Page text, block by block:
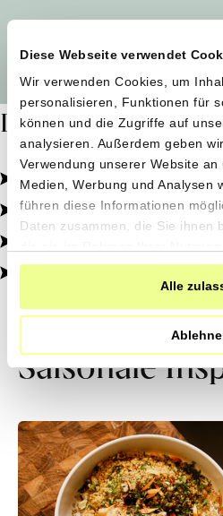
Diese Webseite verwendet
Wir verwenden Cookies, um
personalisieren, Funktionen für
können und die Zugriffe auf
analysieren. Außerdem geben
Verwendung unserer Website
Medien, Werbung und Analysen
führen diese Informationen
Daten zusammen, die Sie ihnen
haben.
Alle
Dafür stehen wir
Pestizidfrei angebaut,
Natürliche Zutaten,
Von kleinen Höfen, direkt
100% transparent, 0%
Saisonale